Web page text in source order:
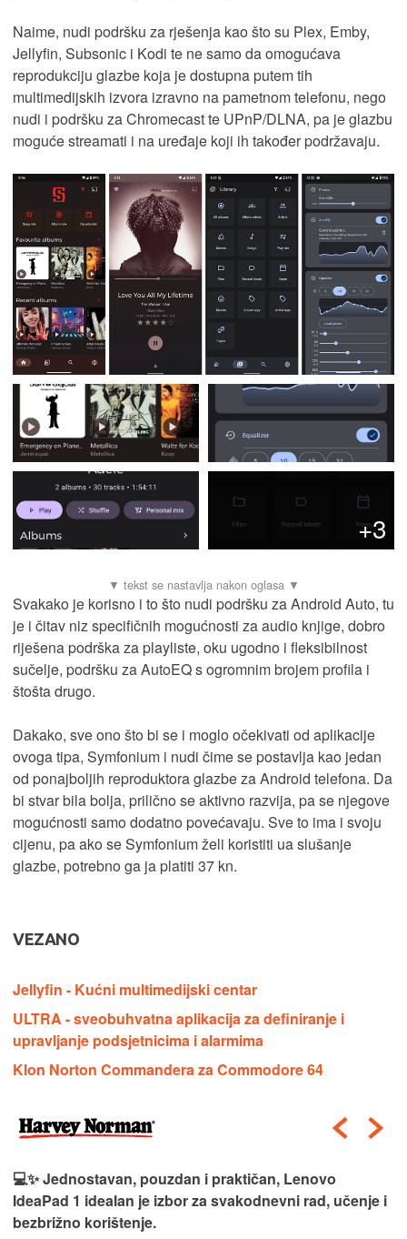
Naime, nudi podršku za rješenja kao što su Plex, Emby,
Jellyfin, Subsonic i Kodi te ne samo da omogućava
reprodukciju glazbe koja je dostupna putem tih
multimedijskih izvora izravno na pametnom telefonu, nego
nudi i podršku za Chromecast te UPnP/DLNA, pa je glazbu
moguće streamati i na uređaje koji ih također podržavaju.
+3
Svakako je korisno i to što nudi podršku za Android Auto, tu
je i čitav niz specifičnih mogućnosti za audio knjige, dobro
riješena podrška za playliste, oku ugodno i fleksibilnost
sučelje, podršku za AutoEQ s ogromnim brojem profila i
štošta drugo.
Dakako, sve ono što bi se i moglo očekivati od aplikacije
ovoga tipa, Symfonium i nudi čime se postavlja kao jedan
od ponajboljih reproduktora glazbe za Android telefona. Da
bi stvar bila bolja, prilično se aktivno razvija, pa se njegove
mogućnosti samo dodatno povećavaju. Sve to ima i svoju
cijenu, pa ako se Symfonium želi koristiti ua slušanje
glazbe, potrebno ga ja platiti 37 kn.
VEZANO
Jellyfin - Kućni multimedijski centar
ULTRA - sveobuhvatna aplikacija za definiranje i
upravljanje podsjetnicima i alarmima
Klon Norton Commandera za Commodore 64
💻✨ Jednostavan, pouzdan i praktičan, Lenovo
IdeaPad 1 idealan je izbor za svakodnevni rad, učenje i
bezbrižno korištenje.